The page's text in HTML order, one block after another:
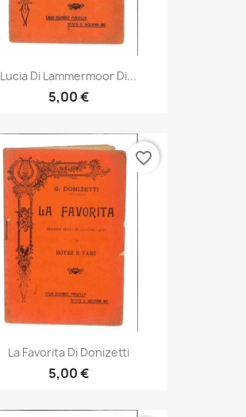
Lucia Di Lammermoor Di...
5,00 €
La Favorita Di Donizetti
5,00 €
favorite_border